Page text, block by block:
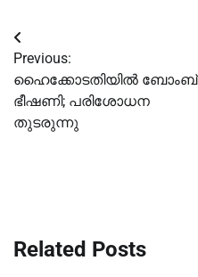
Post
navigation
Previous:
ഹൈക്കോടതിയിൽ ബോംബ്
ഭീഷണി; പരിശോധന
തുടരുന്നു
Related Posts